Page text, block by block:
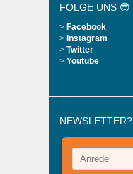
FOLGE UNS 😎
> Facebook
> Instagram
> Twitter
> Youtube
NEWSLETTER?